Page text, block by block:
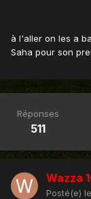
à l'aller on les a
Saha pour son
Réponses
511
Wazza
Posté(e)